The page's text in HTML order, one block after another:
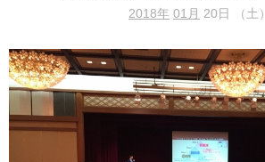
2018年 01月 20日 （土）